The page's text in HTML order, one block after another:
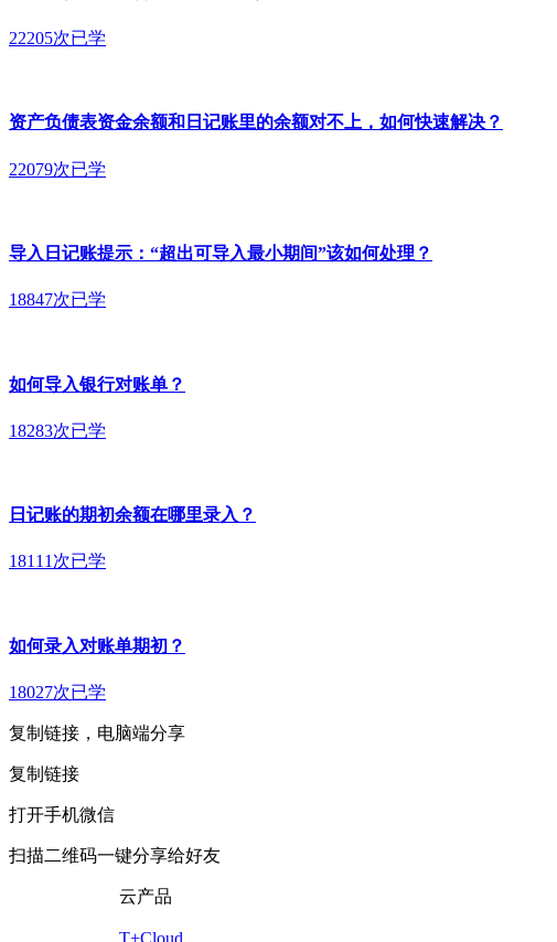
22205次已学
资产负债表资金余额和日记账里的余额对不上，如何快速解决？
22079次已学
导入日记账提示：“超出可导入最小期间”该如何处理？
18847次已学
如何导入银行对账单？
18283次已学
日记账的期初余额在哪里录入？
18111次已学
如何录入对账单期初？
18027次已学
复制链接，电脑端分享
复制链接
打开手机微信
扫描二维码一键分享给好友
云产品
T+Cloud